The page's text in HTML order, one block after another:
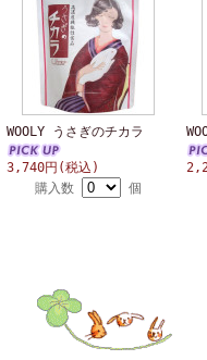
WOOLY うさぎのチカラ
3,740円(税込)
購入数
個